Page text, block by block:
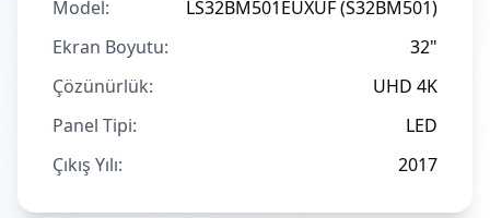
Model:
LS32BM501EUXUF (S32BM501)
Ekran Boyutu:
32"
Çözünürlük:
UHD 4K
Panel Tipi:
LED
Çıkış Yılı:
2017